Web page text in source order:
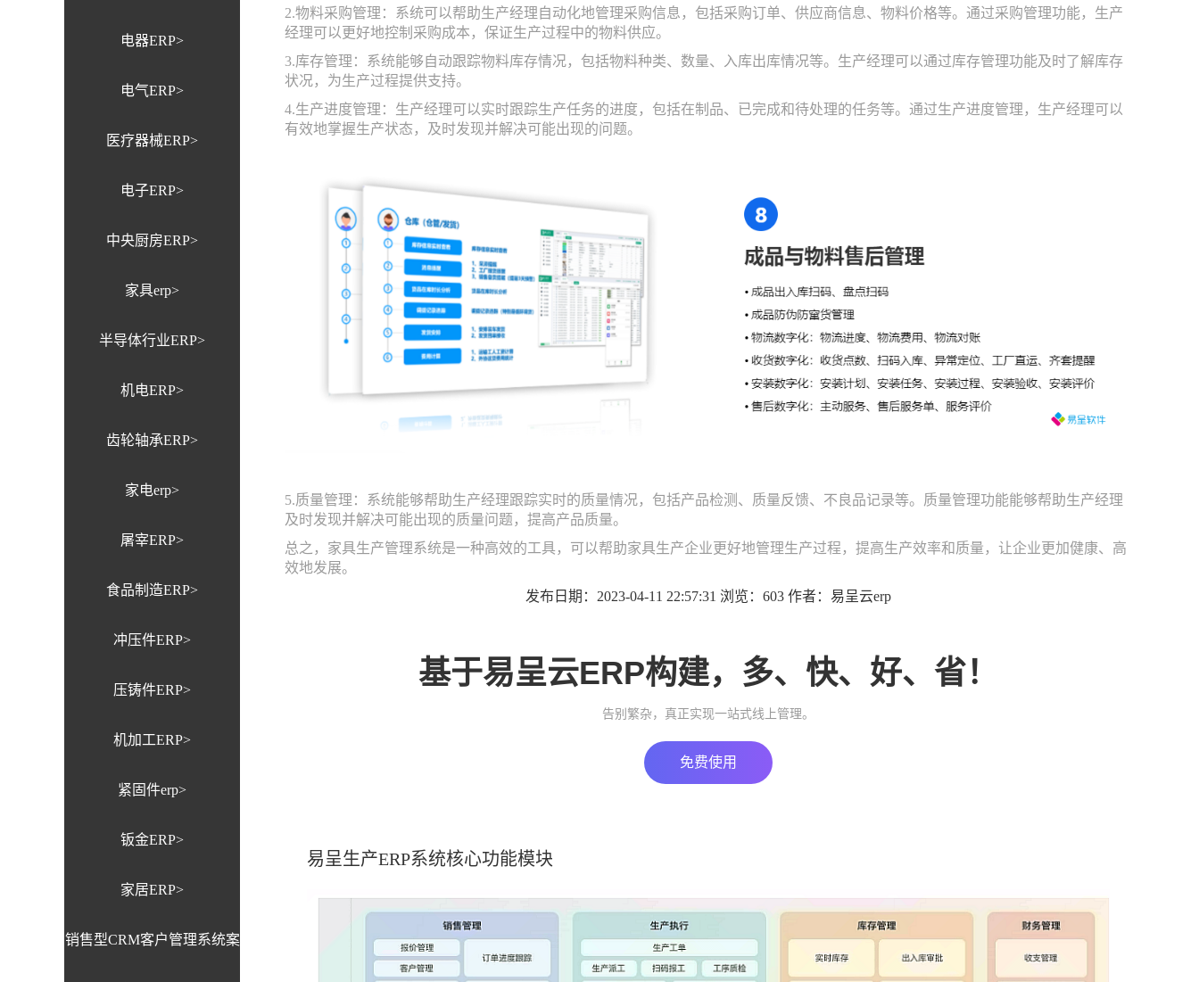
电器ERP>
电气ERP>
医疗器械ERP>
电子ERP>
中央厨房ERP>
家具erp>
半导体行业ERP>
机电ERP>
齿轮轴承ERP>
家电erp>
屠宰ERP>
食品制造ERP>
冲压件ERP>
压铸件ERP>
机加工ERP>
紧固件erp>
钣金ERP>
家居ERP>
销售型CRM客户管理系统案
2.物料采购管理：系统可以帮助生产经理自动化地管理采购信息，包括采购订单、供应商信息、物料价格等。通过采购管理功能，生产
经理可以更好地控制采购成本，保证生产过程中的物料供应。
3.库存管理：系统能够自动跟踪物料库存情况，包括物料种类、数量、入库出库情况等。生产经理可以通过库存管理功能及时了解库存
状况，为生产过程提供支持。
4.生产进度管理：生产经理可以实时跟踪生产任务的进度，包括在制品、已完成和待处理的任务等。通过生产进度管理，生产经理可以
有效地掌握生产状态，及时发现并解决可能出现的问题。
5.质量管理：系统能够帮助生产经理跟踪实时的质量情况，包括产品检测、质量反馈、不良品记录等。质量管理功能能够帮助生产经理
及时发现并解决可能出现的质量问题，提高产品质量。
总之，家具生产管理系统是一种高效的工具，可以帮助家具生产企业更好地管理生产过程，提高生产效率和质量，让企业更加健康、高
效地发展。
发布日期：2023-04-11 22:57:31 浏览：603 作者：易呈云erp
基于易呈云ERP构建，多、快、好、省！
告别繁杂，真正实现一站式线上管理。
免费使用
易呈生产ERP系统核心功能模块